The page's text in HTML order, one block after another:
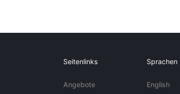
Seitenlinks
Angebote
Sprachen
English